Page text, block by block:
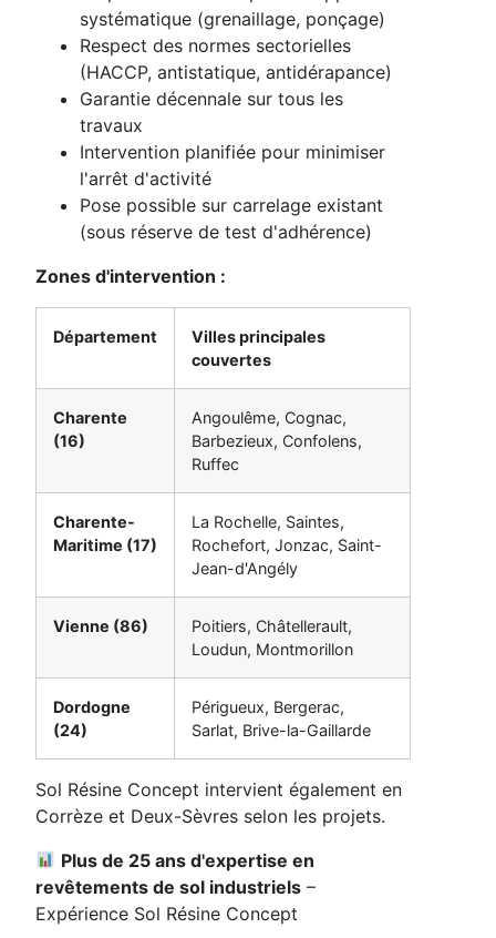
systématique (grenaillage, ponçage)
Respect des normes sectorielles
(HACCP, antistatique, antidérapance)
Garantie décennale sur tous les
travaux
Intervention planifiée pour minimiser
l'arrêt d'activité
Pose possible sur carrelage existant
(sous réserve de test d'adhérence)
Zones d'intervention :
Département
Villes principales
couvertes
Charente
(16)
Angoulême, Cognac,
Barbezieux, Confolens,
Ruffec
Charente-
Maritime (17)
La Rochelle, Saintes,
Rochefort, Jonzac, Saint-
Jean-d'Angély
Vienne (86)
Poitiers, Châtellerault,
Loudun, Montmorillon
Dordogne
(24)
Périgueux, Bergerac,
Sarlat, Brive-la-Gaillarde
Sol Résine Concept intervient également en
Corrèze et Deux-Sèvres selon les projets.
Plus de 25 ans d'expertise en
revêtements de sol industriels –
Expérience Sol Résine Concept